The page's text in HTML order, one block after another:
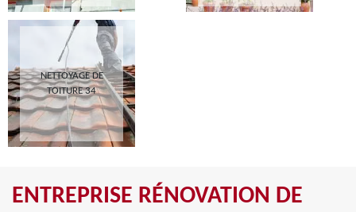
NETTOYAGE DE
TOITURE 34
ENTREPRISE RÉNOVATION DE